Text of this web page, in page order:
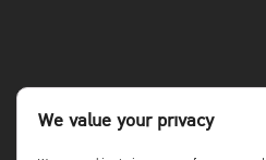
We value your privacy